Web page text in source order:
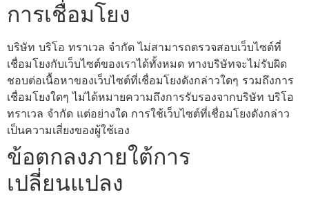
การเชื่อมโยง
บริษัท บริโอ ทราเวล จำกัด ไม่สามารถตรวจสอบเว็บไซต์ที่
เชื่อมโยงกับเว็บไซต์ของเราได้ทั้งหมด ทางบริษัทจะไม่รับผิด
ชอบต่อเนื้อหาของเว็บไซต์ที่เชื่อมโยงดังกล่าวใดๆ รวมถึงการ
เชื่อมโยงใดๆ ไม่ได้หมายความถึงการรับรองจากบริษัท บริโอ
ทราเวล จำกัด แต่อย่างใด การใช้เว็บไซต์ที่เชื่อมโยงดังกล่าว
เป็นความเสี่ยงของผู้ใช้เอง
ข้อตกลงภายใต้การ
เปลี่ยนแปลง